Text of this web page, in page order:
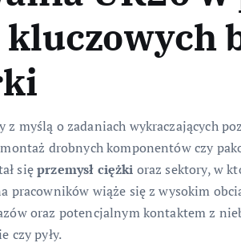
z myślą o zadaniach wykraczających
drobnych komponentów czy
sięprzemysł ciężki oraz sektory, w
pracowników wiąże się z wysokim
oraz potencjalnym kontaktem z
czy pyły.